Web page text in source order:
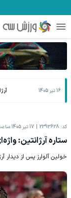
16 تیر 1405
کد: 2393628 17 تیر 1405 ساعت 07:45
ستاره آرژانتین:
خولین آلوارز پس از دیدار